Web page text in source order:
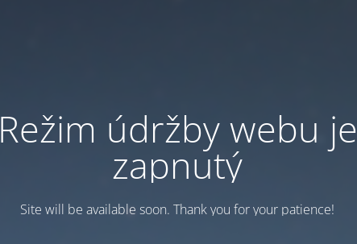
Režim údržby webu je
zapnutý
Site will be available soon. Thank you for your patience!